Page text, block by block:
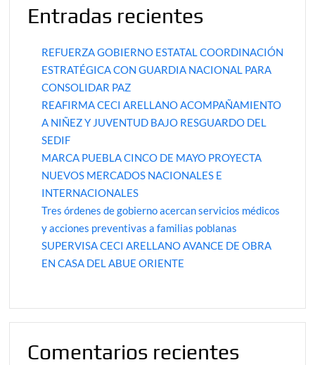
Entradas recientes
REFUERZA GOBIERNO ESTATAL COORDINACIÓN
ESTRATÉGICA CON GUARDIA NACIONAL PARA
CONSOLIDAR PAZ
REAFIRMA CECI ARELLANO ACOMPAÑAMIENTO
A NIÑEZ Y JUVENTUD BAJO RESGUARDO DEL
SEDIF
MARCA PUEBLA CINCO DE MAYO PROYECTA
NUEVOS MERCADOS NACIONALES E
INTERNACIONALES
Tres órdenes de gobierno acercan servicios médicos
y acciones preventivas a familias poblanas
SUPERVISA CECI ARELLANO AVANCE DE OBRA
EN CASA DEL ABUE ORIENTE
Comentarios recientes